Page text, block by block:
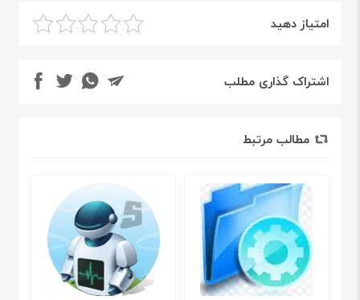
امتیاز دهید
اشتراک گذاری مطلب
مطالب مرتبط